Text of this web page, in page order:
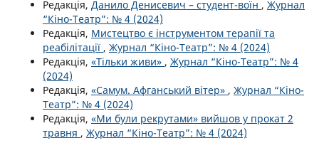
Редакція, Данило Денисевич – студент-воїн , Журнал
“Кіно-Театр”: № 4 (2024)
Редакція, Мистецтво є інструментом терапії та
реабілітації , Журнал “Кіно-Театр”: № 4 (2024)
Редакція, «Тільки живи» , Журнал “Кіно-Театр”: № 4
(2024)
Редакція, «Самум. Афганський вітер» , Журнал “Кіно-
Театр”: № 4 (2024)
Редакція, «Ми були рекрутами» вийшов у прокат 2
травня , Журнал “Кіно-Театр”: № 4 (2024)